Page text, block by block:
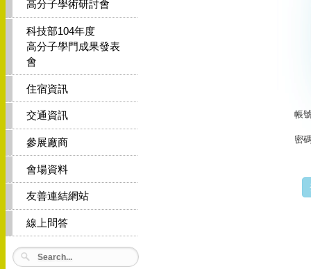
高分子學術研討會
科技部104年度
高分子學門成果發表
會
住宿資訊
交通資訊
參展廠商
會場資料
友善連結網站
線上問答
帳
密